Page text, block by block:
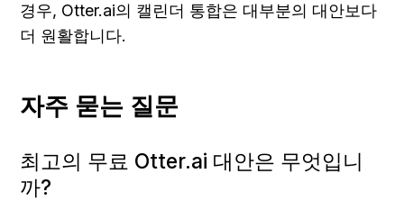
경우, Otter.ai의 캘린더 통합은 대부분의 대안보다
더 원활합니다.
자주 묻는 질문
최고의 무료 Otter.ai 대안은 무엇입니
까?